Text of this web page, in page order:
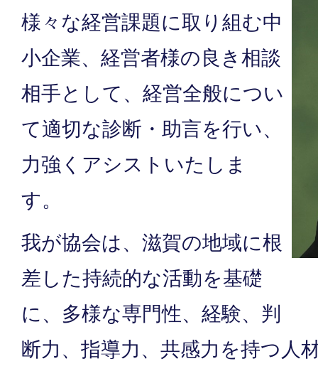
様々な経営課題に取り組む中
小企業、経営者様の良き相談
相手として、経営全般につい
て適切な診断・助言を行い、
力強くアシストいたしま
す。
我が協会は、滋賀の地域に根
差した持続的な活動を基礎
に、多様な専門性、経験、判
断力、指導力、共感力を持つ人